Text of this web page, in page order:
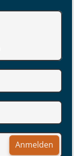
Anmelden